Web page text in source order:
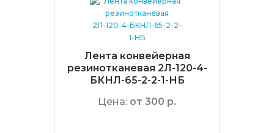
Лента конвейерная
резинотканевая 2Л-120-4-
БКНЛ-65-2-2-1-НБ
Цена: от 300 р.